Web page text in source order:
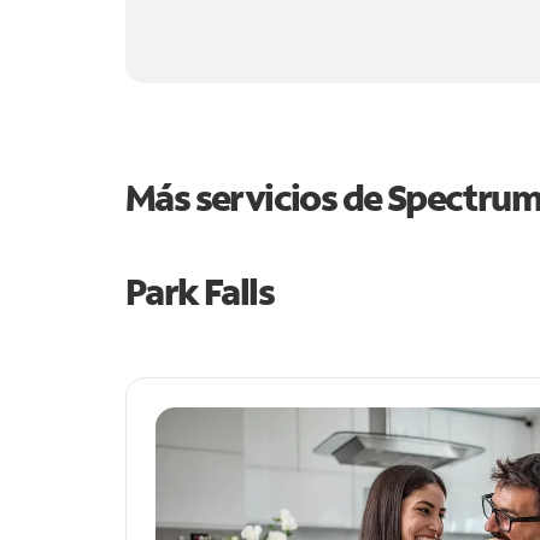
Más servicios de
Park Falls